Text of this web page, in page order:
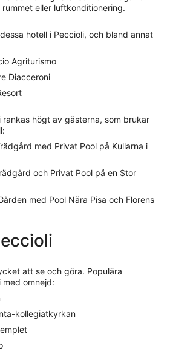
eller luftkonditionering.
hotell i Peccioli, och bland annat
Agriturismo
Diacceroni
rankas högt av gästerna, som brukar
:
med Privat Pool på Kullarna i
och Privat Pool på en Stor
med Pool Nära Pisa och Florens
att se och göra. Populära
med omnejd:
kollegiatkyrkan